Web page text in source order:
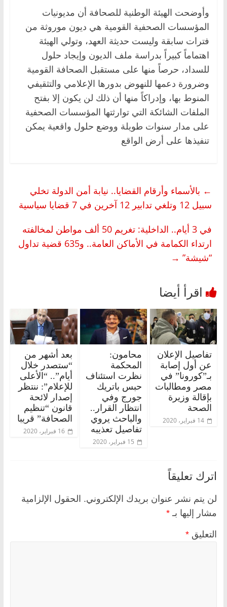
وأوضحت الهيئة الوطنية للصحافة أن مديونيات
المؤسسات الصحفية القومية هي ديون موروثة من
فترات سابقة وليست حديثة العهد، وتولي الهيئة
اهتماماً كبيراً بدراسة ملف الديون وإيجاد حلول
للسداد، حرصاً منها على مستقبل الصحافة القومية
وضرورة دعمها للنهوض بدورها الإعلامي والتثقيفي
المنوط بها، وإدراكاً منها أن ذلك لن يكون إلا بفتح
الملفات الشائكة التي توارثتها المؤسسات الصحفية
على مدار سنوات طويلة ووضع حلول واقعية يمكن
تنفيذها على أرض الواقع
← بالأسماء وأرقام القضايا.. نيابة أمن الدولة تخلي
سبيل 12 وتلغي تدابير 12 آخرين في 7 قضايا سياسية
في 3 أيام.. الداخلية: تغريم 50 ألف مواطن لمخالفته
ارتداء الكمامة في الأماكن العامة.. و635 قضية تداول
“شيشة” →
تفاصيل الإعلان
عن أول إصابة
بـ”كورونا” في
مصر ومطالبات
بإقالة وزيرة
الصحة
14 فبراير، 2020
محامون:
المحكمة
نظرت استئناف
حبس باتريك
جورج وفي
انتظار القرار..
والباحث يروي
تفاصيل تعذيبه
15 فبراير، 2020
بعد أشهر من
“ستصدر خلال
أيام”.. “الأعلى
للإعلام”: ننتظر
إصدار لائحة
قانون “تنظيم
الصحافة” قريبا
16 فبراير، 2020
اترك تعليقاً
لن يتم نشر عنوان بريدك الإلكتروني. الحقول الإلزامية
مشار إليها بـ *
التعليق *